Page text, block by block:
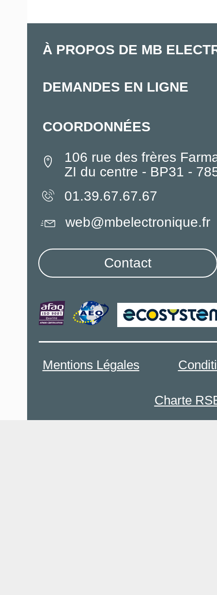
À PROPOS DE MB
DEMANDES EN LIGNE
COORDONNÉES
106 rue des frères
ZI du centre - BP31 -
01.39.67.67.67
Mentions Légales
Charte
web@mbelectronique.fr
Contact